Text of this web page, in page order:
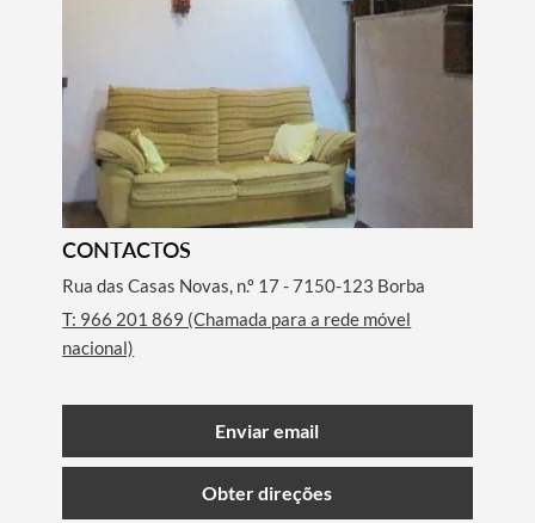
CONTACTOS
Rua das Casas Novas, n.º 17 - 7150-123 Borba
T: 966 201 869 (Chamada para a rede móvel
nacional)
Enviar email
Obter direções